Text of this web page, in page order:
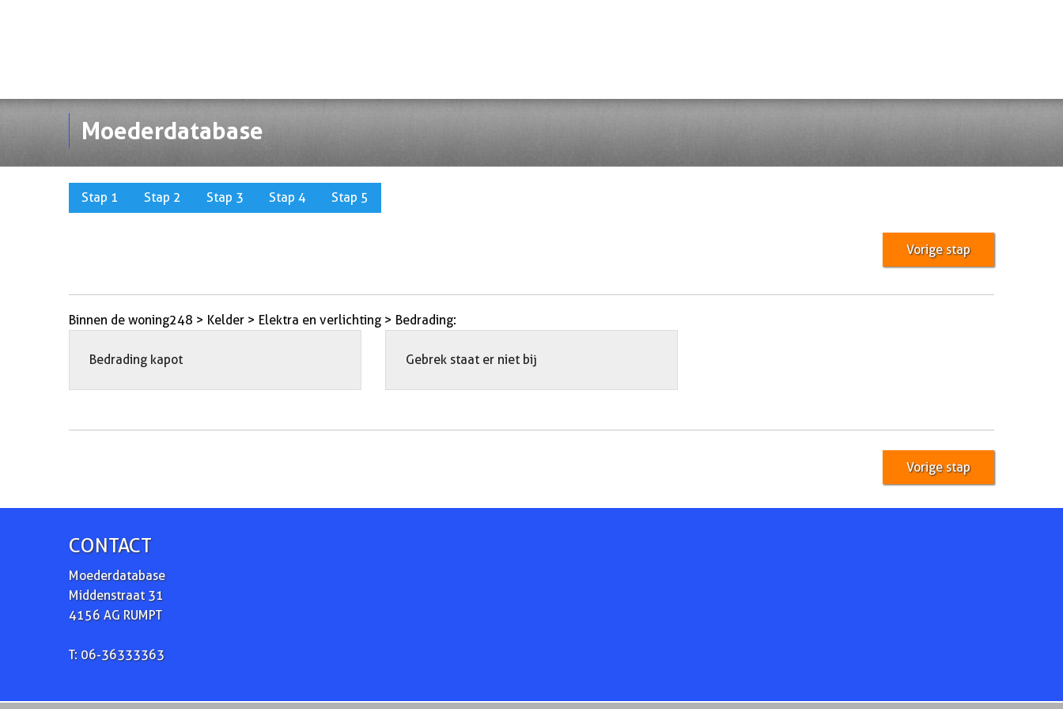
Moederdatabase
Stap 1 Stap 2 Stap 3 Stap 4 Stap 5
Vorige stap
Binnen de woning248 > Kelder > Elektra en verlichting > Bedrading:
Bedrading kapot Gebrek staat er niet bij
Vorige stap
CONTACT
Moederdatabase
Middenstraat 31
4156 AG RUMPT
T: 06-36333363